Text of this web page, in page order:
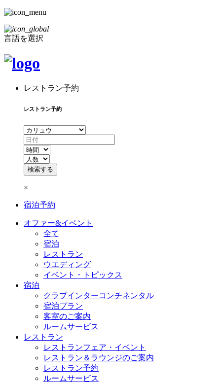
言語を選択
レストラン予約
レストラン予約
×
宿泊予約
オファー&イベント
全て
宿泊
レストラン
ウエディング
イベント・トピックス
宿泊
クラブインターコンチネンタル
宿泊プラン
客室のご案内
ルームサービス
レストラン
レストランフェア・イベント
レストラン＆ラウンジのご案内
レストラン予約
ルームサービス